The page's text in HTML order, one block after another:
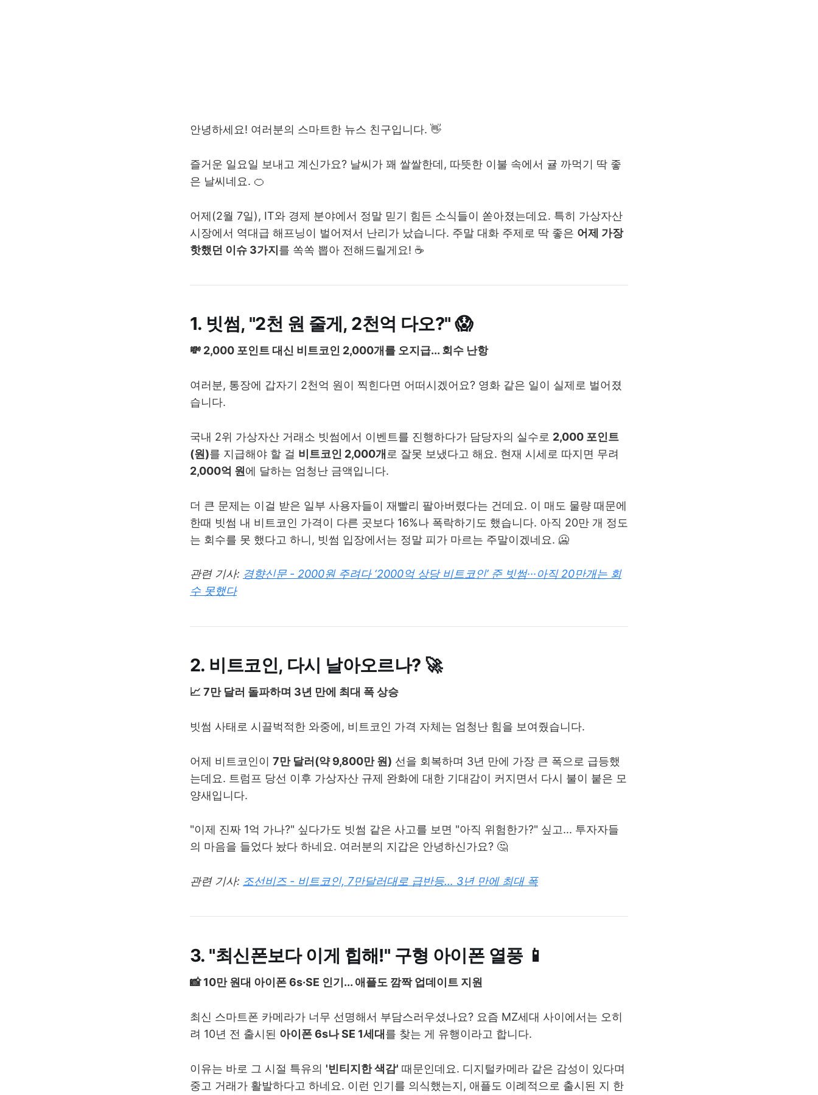
안녕하세요! 여러분의 스마트한 뉴스 친구입니다. 👋
즐거운 일요일 보내고 계신가요? 날씨가 꽤 쌀쌀한데, 따뜻한 이불 속에서 귤 까먹기 딱 좋
은 날씨네요. 🍊
어제(2월 7일), IT와 경제 분야에서 정말 믿기 힘든 소식들이 쏟아졌는데요. 특히 가상자산
시장에서 역대급 해프닝이 벌어져서 난리가 났습니다. 주말 대화 주제로 딱 좋은 어제 가장
핫했던 이슈 3가지를 쏙쏙 뽑아 전해드릴게요! ☕️
1. 빗썸, "2천 원 줄게, 2천억 다오?" 😱
💸 2,000 포인트 대신 비트코인 2,000개를 오지급... 회수 난항
여러분, 통장에 갑자기 2천억 원이 찍힌다면 어떠시겠어요? 영화 같은 일이 실제로 벌어졌
습니다.
국내 2위 가상자산 거래소 빗썸에서 이벤트를 진행하다가 담당자의 실수로 2,000 포인트
(원)를 지급해야 할 걸 비트코인 2,000개 로 잘못 보냈다고 해요. 현재 시세로 따지면 무려
2,000억 원에 달하는 엄청난 금액입니다.
더 큰 문제는 이걸 받은 일부 사용자들이 재빨리 팔아버렸다는 건데요. 이 매도 물량 때문에
한때 빗썸 내 비트코인 가격이 다른 곳보다 16%나 폭락하기도 했습니다. 아직 20만 개 정도
는 회수를 못 했다고 하니, 빗썸 입장에서는 정말 피가 마르는 주말이겠네요. 🥶
관련 기사: 경향신문 - 2000원 주려다 ‘2000억 상당 비트코인’ 준 빗썸···아직 20만개는 회
수 못했다
2. 비트코인, 다시 날아오르나? 🚀
📈 7만 달러 돌파하며 3년 만에 최대 폭 상승
빗썸 사태로 시끌벅적한 와중에, 비트코인 가격 자체는 엄청난 힘을 보여줬습니다.
어제 비트코인이 7만 달러(약 9,800만 원) 선을 회복하며 3년 만에 가장 큰 폭으로 급등했
는데요. 트럼프 당선 이후 가상자산 규제 완화에 대한 기대감이 커지면서 다시 불이 붙은 모
양새입니다.
"이제 진짜 1억 가나?" 싶다가도 빗썸 같은 사고를 보면 "아직 위험한가?" 싶고... 투자자들
의 마음을 들었다 놨다 하네요. 여러분의 지갑은 안녕하신가요? 🤔
관련 기사: 조선비즈 - 비트코인, 7만달러대로 급반등… 3년 만에 최대 폭
3. "최신폰보다 이게 힙해!" 구형 아이폰 열풍 📱
📸 10만 원대 아이폰 6s·SE 인기... 애플도 깜짝 업데이트 지원
최신 스마트폰 카메라가 너무 선명해서 부담스러우셨나요? 요즘 MZ세대 사이에서는 오히
려 10년 전 출시된 아이폰 6s나 SE 1세대를 찾는 게 유행이라고 합니다.
이유는 바로 그 시절 특유의 '빈티지한 색감' 때문인데요. 디지털카메라 같은 감성이 있다며
중고 거래가 활발하다고 하네요. 이런 인기를 의식했는지, 애플도 이례적으로 출시된 지 한